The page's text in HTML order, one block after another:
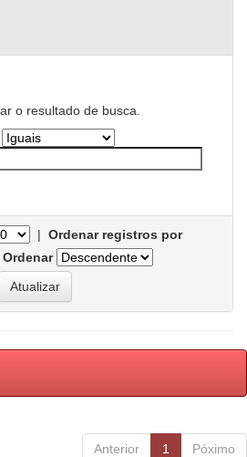
o resultado de busca.
| Ordenar registros por
Ordenar
Anterior 1 Póximo